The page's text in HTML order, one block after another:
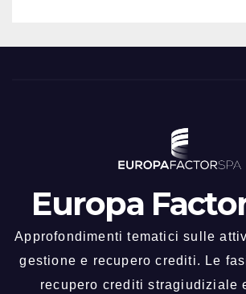
Europa
Approfondimenti tematici sulle
gestione e recupero crediti. Le
recupero crediti stragiudiziale